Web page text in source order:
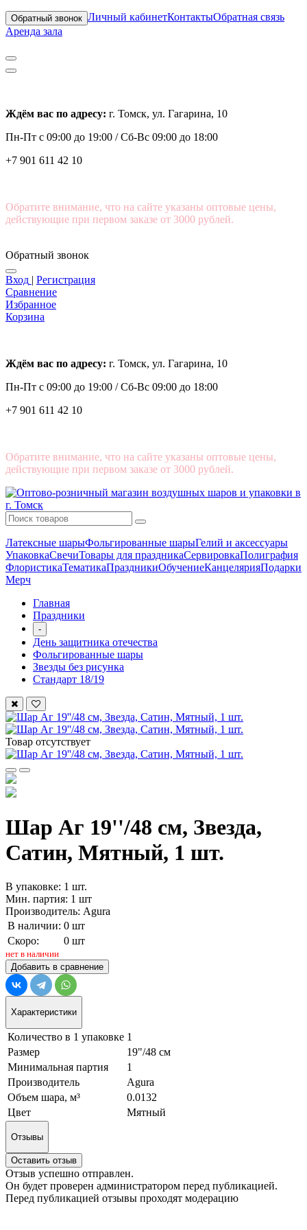
Обратный звонок Личный кабинетКонтактыОбратная связь
Аренда зала
Ждём вас по адресу: г. Томск, ул. Гагарина, 10
Пн-Пт с 09:00 до 19:00 /Сб-Вс 09:00 до 18:00
+7 901 611 42 10
Обратите внимание, что на сайте указаны оптовые цены,
действующие при первом заказе от 3000 рублей.
Обратный звонок
Вход | Регистрация
Сравнение
Избранное
Корзина
Ждём вас по адресу: г. Томск, ул. Гагарина, 10
Пн-Пт с 09:00 до 19:00 /Сб-Вс 09:00 до 18:00
+7 901 611 42 10
Обратите внимание, что на сайте указаны оптовые цены,
действующие при первом заказе от 3000 рублей.
Латексные шарыФольгированные шарыГелий и аксессуары
УпаковкаСвечиТовары для праздникаСервировкаПолиграфия
ФлористикаТематикаПраздникиОбучениеКанцелярияПодарки
Мерч
Главная
Праздники
-
День защитника отечества
Фольгированные шары
Звезды без рисунка
Стандарт 18/19
Товар отсутствует
Шар Аг 19''/48 см, Звезда,
Сатин, Мятный, 1 шт.
В упаковке: 1 шт.
Мин. партия: 1 шт
Производитель: Agura
В наличии: 0 шт
Скоро:
0 шт
нет в наличии
Добавить в сравнение
Характеристики
Количество в 1 упаковке 1
Размер
19"/48 см
Минимальная партия
1
Производитель
Agura
Объем шара, м³
0.0132
Цвет
Мятный
Отзывы
Оставить отзыв
Отзыв успешно отправлен.
Он будет проверен администратором перед публикацией.
Перед публикацией отзывы проходят модерацию